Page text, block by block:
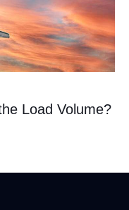
Load Volume?